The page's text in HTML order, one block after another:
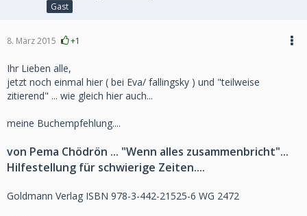
Gast
8. März 2015 +1
Ihr Lieben alle,
jetzt noch einmal hier ( bei Eva/ fallingsky ) und "teilweise
zitierend" ... wie gleich hier auch...
meine Buchempfehlung....
von Pema Chödrön ... "Wenn alles zusammenbricht"...
Hilfestellung für schwierige Zeiten....
Goldmann Verlag ISBN 978-3-442-21525-6 WG 2472